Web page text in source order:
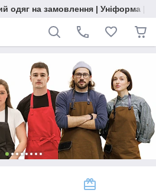
одяг на замовлення | Уніформа |